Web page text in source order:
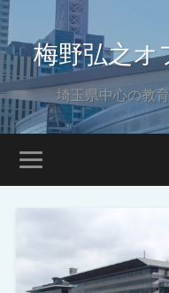
梅野弘之
埼玉県中心の教